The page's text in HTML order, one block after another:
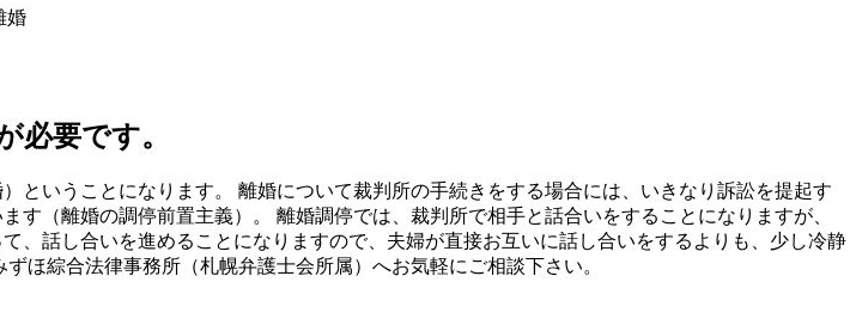
婚
必要です。
いうことになります。 離婚について裁判所の手続きをする場合には、いきなり訴訟を提起す
（離婚の調停前置主義）。 離婚調停では、裁判所で相手と話合いをすることになりますが、
、話し合いを進めることになりますので、夫婦が直接お互いに話し合いをするよりも、少し冷静
ほ綜合法律事務所（札幌弁護士会所属）へお気軽にご相談下さい。